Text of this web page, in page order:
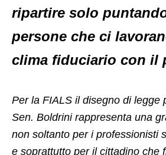
ripartire solo
persone che ci
clima fiduciario con il
Per la FIALS il disegno di legge
Sen. Boldrini rappresenta una
non soltanto per i professionisti
e soprattutto per il cittadino che